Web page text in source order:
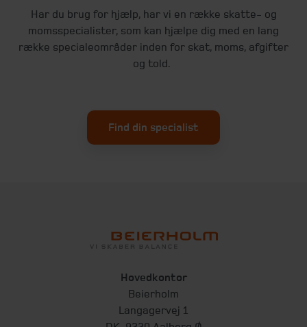
Har du brug for hjælp, har vi en række skatte- og
momsspecialister, som kan hjælpe dig med en lang
række specialeområder inden for skat, moms, afgifter
og told.
Find din specialist
Hovedkontor
Beierholm
Langagervej 1